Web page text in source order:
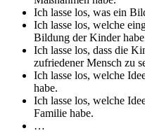
Ich lasse los, was ein
Ich lasse los, welche
Bildung der Kinder
Ich lasse los, dass die
zufriedener Mensch zu
Ich lasse los, welche
habe.
Ich lasse los, welche
Familie habe.
…